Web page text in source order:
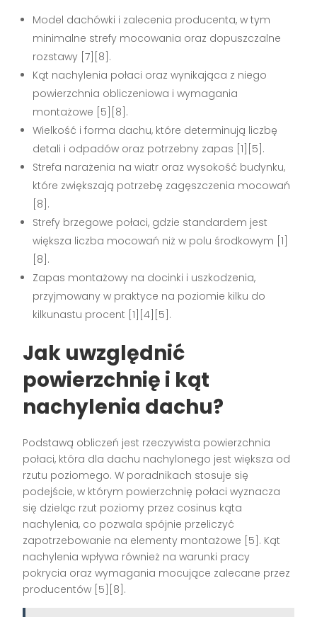
Model dachówki i zalecenia producenta, w tym
minimalne strefy mocowania oraz dopuszczalne
rozstawy [7][8].
Kąt nachylenia połaci oraz wynikająca z niego
powierzchnia obliczeniowa i wymagania
montażowe [5][8].
Wielkość i forma dachu, które determinują liczbę
detali i odpadów oraz potrzebny zapas [1][5].
Strefa narażenia na wiatr oraz wysokość budynku,
które zwiększają potrzebę zagęszczenia mocowań
[8].
Strefy brzegowe połaci, gdzie standardem jest
większa liczba mocowań niż w polu środkowym [1]
[8].
Zapas montażowy na docinki i uszkodzenia,
przyjmowany w praktyce na poziomie kilku do
kilkunastu procent [1][4][5].
Jak uwzględnić
powierzchnię i kąt
nachylenia dachu?
Podstawą obliczeń jest rzeczywista powierzchnia
połaci, która dla dachu nachylonego jest większa od
rzutu poziomego. W poradnikach stosuje się
podejście, w którym powierzchnię połaci wyznacza
się dzieląc rzut poziomy przez cosinus kąta
nachylenia, co pozwala spójnie przeliczyć
zapotrzebowanie na elementy montażowe [5]. Kąt
nachylenia wpływa również na warunki pracy
pokrycia oraz wymagania mocujące zalecane przez
producentów [5][8].